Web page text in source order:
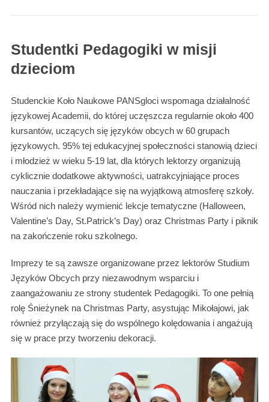
Studentki Pedagogiki w misji
dzieciom
Studenckie Koło Naukowe PANSgloci wspomaga działalność
językowej Academii, do której uczęszcza regularnie około 400
kursantów, uczących się języków obcych w 60 grupach
językowych. 95% tej edukacyjnej społeczności stanowią dzieci
i młodzież w wieku 5-19 lat, dla których lektorzy organizują
cyklicznie dodatkowe aktywności, uatrakcyjniające proces
nauczania i przekładające się na wyjątkową atmosferę szkoły.
Wśród nich należy wymienić lekcje tematyczne (Halloween,
Valentine’s Day, St.Patrick’s Day) oraz Christmas Party i piknik
na zakończenie roku szkolnego.
Imprezy te są zawsze organizowane przez lektorów Studium
Języków Obcych przy niezawodnym wsparciu i
zaangażowaniu ze strony studentek Pedagogiki. To one pełnią
rolę Śnieżynek na Christmas Party, asystując Mikołajowi, jak
również przyłączają się do wspólnego kolędowania i angażują
się w prace przy tworzeniu dekoracji.